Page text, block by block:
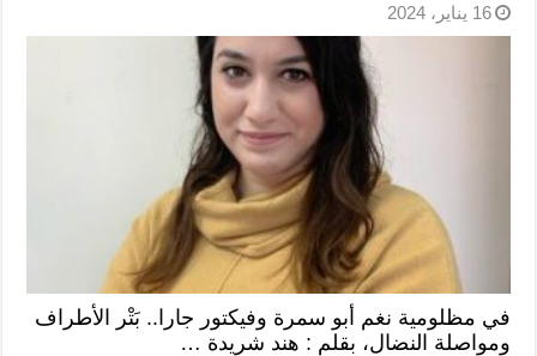
16 يناير، 2024
في مظلومية نغم أبو سمرة وفيكتور جارا.. بَتْر الأطراف
ومواصلة النضال، بقلم : هند شريدة …